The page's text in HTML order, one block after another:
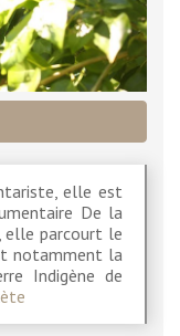
elle est
De la
elle parcourt le
notamment la
Indigène de